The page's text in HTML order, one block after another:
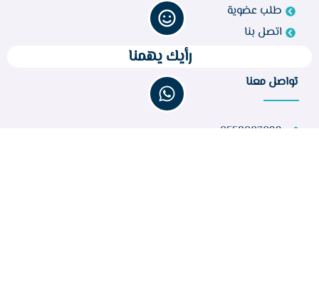
طلب عضوية
اتصل بنا
تواصل معنا
0558003099
رأيك يهمنا